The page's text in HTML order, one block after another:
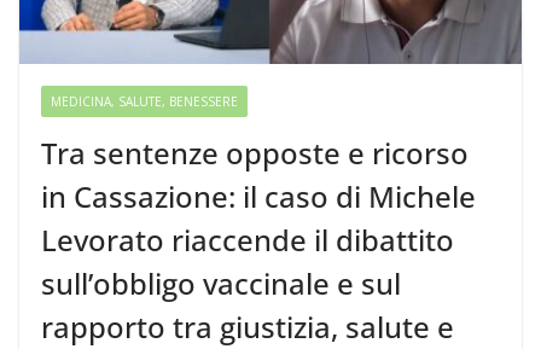
MEDICINA, SALUTE, BENESSERE
Tra sentenze opposte e ricorso
in Cassazione: il caso di Michele
Levorato riaccende il dibattito
sull’obbligo vaccinale e sul
rapporto tra giustizia, salute e